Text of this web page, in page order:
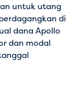
untuk utang
di
dana Apollo
dan modal